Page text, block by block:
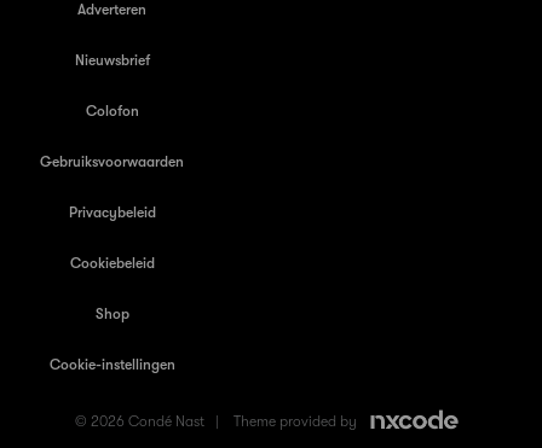
Adverteren
Nieuwsbrief
Colofon
Gebruiksvoorwaarden
Privacybeleid
Cookiebeleid
Shop
Cookie-instellingen
© 2026 Condé Nast | Theme provided by